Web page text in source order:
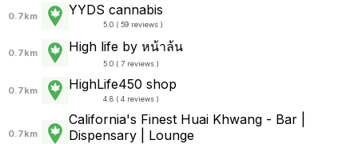
0.7km YYDS cannabis
5.0 ( 59 reviews )
0.7km High life by หน้าล้น
5.0 ( 7 reviews )
0.7km HighLife450 shop
4.8 ( 4 reviews )
0.7km
California's Finest Huai Khwang - Bar |
Dispensary | Lounge